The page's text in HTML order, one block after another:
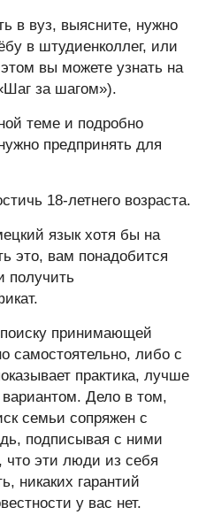
в вуз, выясните, нужно
в штудиенколлег, или
вы можете узнать на
за шагом»).
теме и подробно
предпринять для
18-летнего возраста.
язык хотя бы на
это, вам понадобится
получить
принимающей
самостоятельно, либо с
практика, лучше
Дело в том,
семьи сопряжен с
подписывая с ними
что эти люди из себя
никаких гарантий
у вас нет.